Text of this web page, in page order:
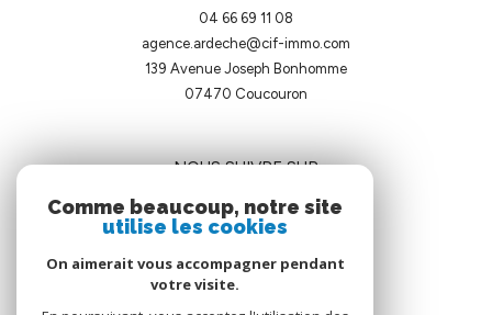
04 66 69 11 08
agence.ardeche@cif-immo.com
139 Avenue Joseph Bonhomme
07470
coucouron
NOUS SUIVRE SUR
Comme beaucoup, notre site
utilise les cookies
On aimerait vous accompagner pendant
votre visite.